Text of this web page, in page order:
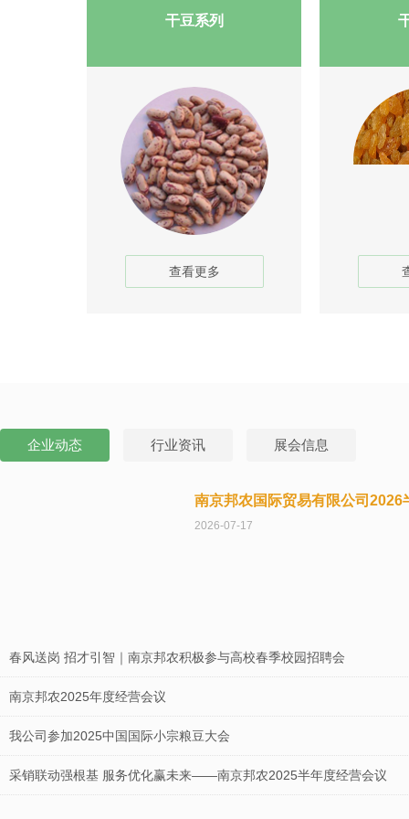
干豆系列
查看更多
企业动态 行业资讯 展会信息
南京邦农国际贸易有限公司2026
2026-07-17
春风送岗 招才引智｜南京邦农积极参与高校春季校园招聘会
南京邦农2025年度经营会议
我公司参加2025中国国际小宗粮豆大会
采销联动强根基 服务优化赢未来——南京邦农2025半年度经营会议